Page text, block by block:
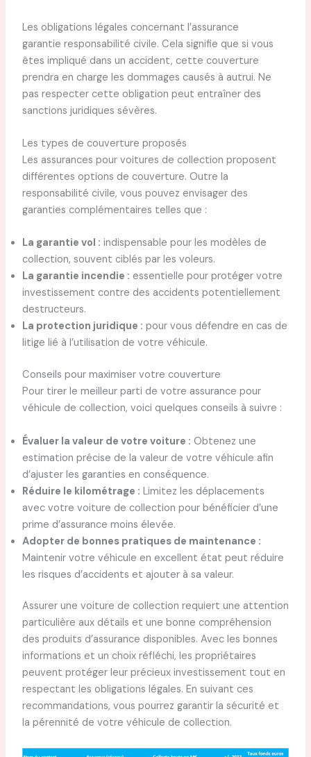
Les obligations légales concernant l’assurance
garantie responsabilité civile. Cela signifie que si vous
êtes impliqué dans un accident, cette couverture
prendra en charge les dommages causés à autrui. Ne
pas respecter cette obligation peut entraîner des
sanctions juridiques sévères.
Les types de couverture proposés
Les assurances pour voitures de collection proposent
différentes options de couverture. Outre la
responsabilité civile, vous pouvez envisager des
garanties complémentaires telles que :
La garantie vol : indispensable pour les modèles de
collection, souvent ciblés par les voleurs.
La garantie incendie : essentielle pour protéger votre
investissement contre des accidents potentiellement
destructeurs.
La protection juridique : pour vous défendre en cas de
litige lié à l’utilisation de votre véhicule.
Conseils pour maximiser votre couverture
Pour tirer le meilleur parti de votre assurance pour
véhicule de collection, voici quelques conseils à suivre :
Évaluer la valeur de votre voiture : Obtenez une
estimation précise de la valeur de votre véhicule afin
d’ajuster les garanties en conséquence.
Réduire le kilométrage : Limitez les déplacements
avec votre voiture de collection pour bénéficier d’une
prime d’assurance moins élevée.
Adopter de bonnes pratiques de maintenance :
Maintenir votre véhicule en excellent état peut réduire
les risques d’accidents et ajouter à sa valeur.
Assurer une voiture de collection requiert une attention
particulière aux détails et une bonne compréhension
des produits d’assurance disponibles. Avec les bonnes
informations et un choix réfléchi, les propriétaires
peuvent protéger leur précieux investissement tout en
respectant les obligations légales. En suivant ces
recommandations, vous pourrez garantir la sécurité et
la pérennité de votre véhicule de collection.